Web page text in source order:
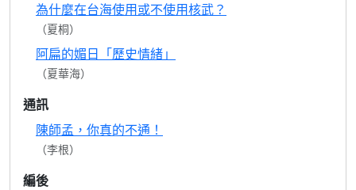
為什麼在台海使用或不使用核武？
（夏桐）
阿扁的媚日「歷史情緒」
（夏華海）
通訊
陳師孟，你真的不通！
（李根）
編後